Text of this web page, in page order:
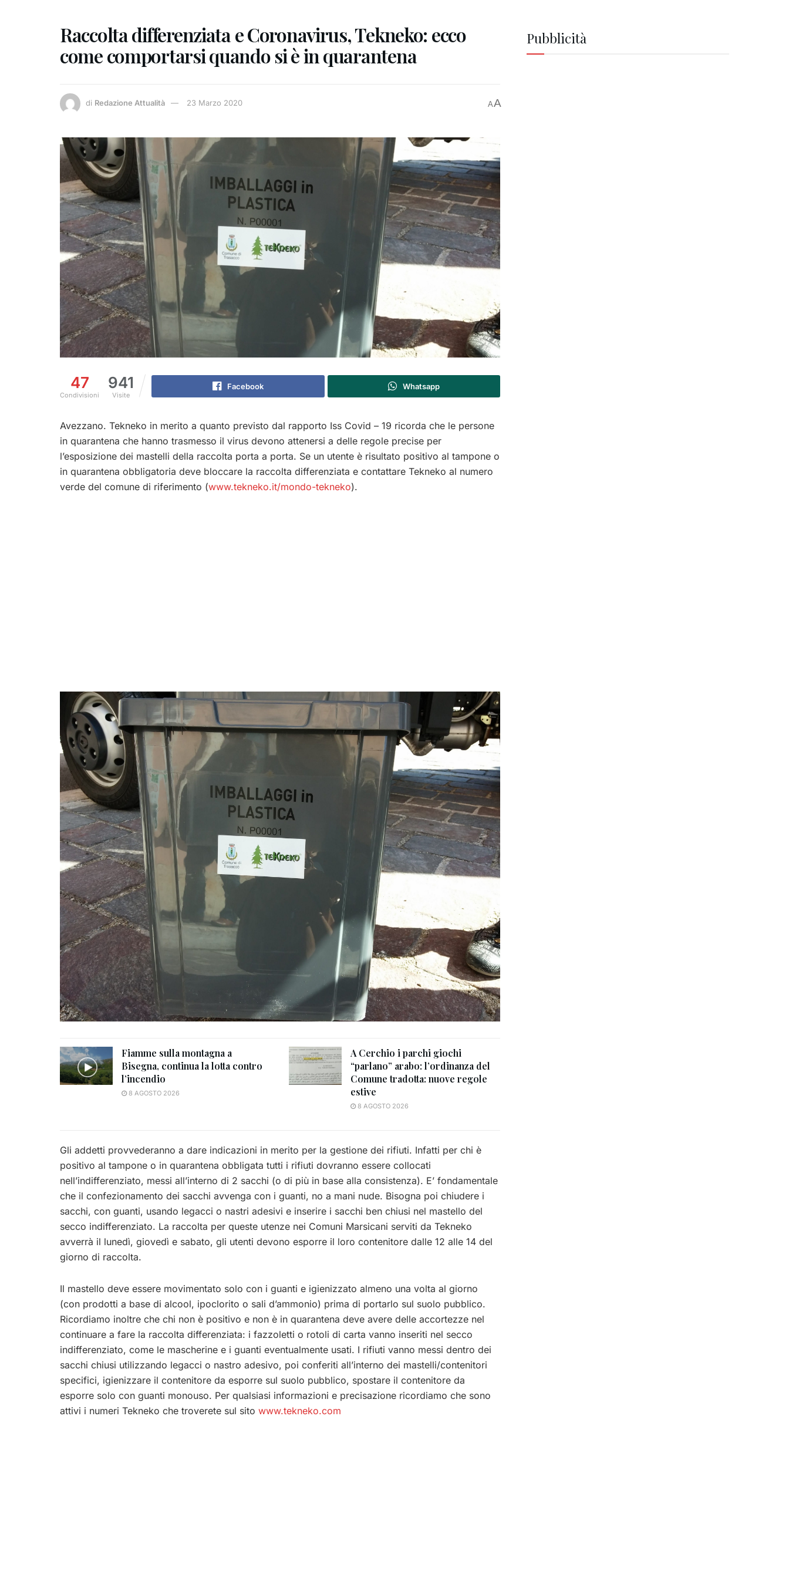
Raccolta differenziata e Coronavirus, Tekneko: ecco
come comportarsi quando si è in quarantena
di Redazione Attualità 23 Marzo 2020 AA
47
Condivisioni
941
Visite
Facebook Whatsapp
Avezzano. Tekneko in merito a quanto previsto dal rapporto Iss Covid – 19 ricorda che le persone
in quarantena che hanno trasmesso il virus devono attenersi a delle regole precise per
l’esposizione dei mastelli della raccolta porta a porta. Se un utente è risultato positivo al tampone o
in quarantena obbligatoria deve bloccare la raccolta differenziata e contattare Tekneko al numero
verde del comune di riferimento (www.tekneko.it/mondo-tekneko).
Fiamme sulla montagna a
Bisegna, continua la lotta contro
l’incendio
8 AGOSTO 2026
A Cerchio i parchi giochi
“parlano” arabo: l’ordinanza del
Comune tradotta: nuove regole
estive
8 AGOSTO 2026
Gli addetti provvederanno a dare indicazioni in merito per la gestione dei rifiuti. Infatti per chi è
positivo al tampone o in quarantena obbligata tutti i rifiuti dovranno essere collocati
nell’indifferenziato, messi all’interno di 2 sacchi (o di più in base alla consistenza). E’ fondamentale
che il confezionamento dei sacchi avvenga con i guanti, no a mani nude. Bisogna poi chiudere i
sacchi, con guanti, usando legacci o nastri adesivi e inserire i sacchi ben chiusi nel mastello del
secco indifferenziato. La raccolta per queste utenze nei Comuni Marsicani serviti da Tekneko
avverrà il lunedì, giovedì e sabato, gli utenti devono esporre il loro contenitore dalle 12 alle 14 del
giorno di raccolta.
Il mastello deve essere movimentato solo con i guanti e igienizzato almeno una volta al giorno
(con prodotti a base di alcool, ipoclorito o sali d’ammonio) prima di portarlo sul suolo pubblico.
Ricordiamo inoltre che chi non è positivo e non è in quarantena deve avere delle accortezze nel
continuare a fare la raccolta differenziata: i fazzoletti o rotoli di carta vanno inseriti nel secco
indifferenziato, come le mascherine e i guanti eventualmente usati. I rifiuti vanno messi dentro dei
sacchi chiusi utilizzando legacci o nastro adesivo, poi conferiti all’interno dei mastelli/contenitori
specifici, igienizzare il contenitore da esporre sul suolo pubblico, spostare il contenitore da
esporre solo con guanti monouso. Per qualsiasi informazioni e precisazione ricordiamo che sono
attivi i numeri Tekneko che troverete sul sito www.tekneko.com
Pubblicità